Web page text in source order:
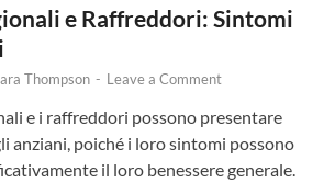
e Raffreddori: Sintomi
Thompson - Leave a Comment
e i raffreddori possono presentare
anziani, poiché i loro sintomi possono
il loro benessere generale.